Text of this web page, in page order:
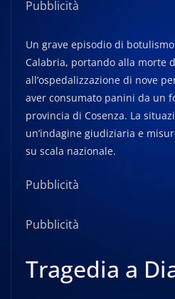
Pubblicità
Un grave episodio di
Calabria, portando alla morte
all’ospedalizzazione di nove
aver consumato panini da un
provincia di Cosenza. La
un’indagine giudiziaria e
su scala nazionale.
Pubblicità
Pubblicità
Tragedia a